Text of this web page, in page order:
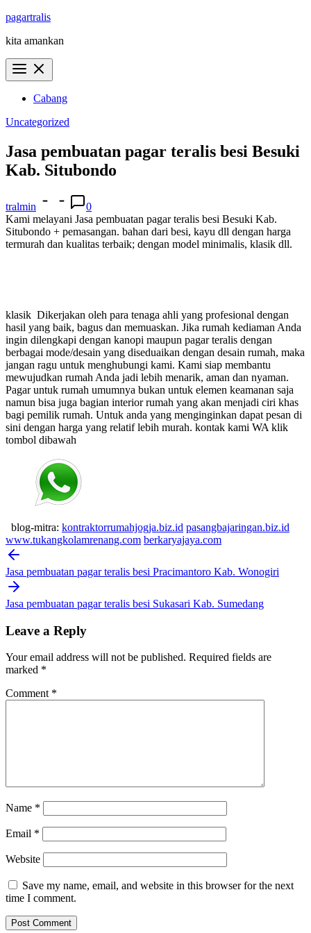
Skip
content
pagartralis
kita amankan
Cabang
Uncategorized
Jasa pembuatan pagar teralis besi Besuki
Kab. Situbondo
tralmin
0
Kami melayani Jasa pembuatan pagar teralis besi Besuki Kab.
Situbondo + pemasangan. bahan dari besi, kayu dll dengan harga
termurah dan kualitas terbaik; dengan model minimalis, klasik dll.
klasik Dikerjakan oleh para tenaga ahli yang profesional dengan
hasil yang baik, bagus dan memuaskan. Jika rumah kediaman Anda
ingin dilengkapi dengan kanopi maupun pagar teralis dengan
berbagai mode/desain yang diseduaikan dengan desain rumah, maka
jangan ragu untuk menghubungi kami. Kami siap membantu
mewujudkan rumah Anda jadi lebih menarik, aman dan nyaman.
Pagar untuk rumah umumnya bukan untuk elemen keamanan saja
namun bisa juga bagian interior rumah yang akan menjadi ciri khas
bagi pemilik rumah. Untuk anda yang menginginkan dapat pesan di
sini dengan harga yang relatif lebih murah. kontak kami WA klik
tombol dibawah
blog-mitra: kontraktorrumahjogja.biz.id pasangbajaringan.biz.id
www.tukangkolamrenang.com berkaryajaya.com
Post
navigation
Jasa pembuatan pagar teralis besi Pracimantoro Kab. Wonogiri
Jasa pembuatan pagar teralis besi Sukasari Kab. Sumedang
Leave a Reply
Your email address will not be published. Required fields are
marked *
Comment *
Name *
Email *
Website
Save my name, email, and website in this browser for the next
time I comment.